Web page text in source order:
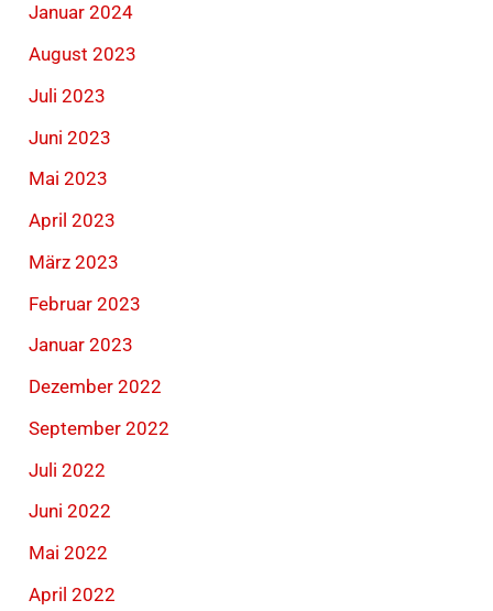
Januar 2024
August 2023
Juli 2023
Juni 2023
Mai 2023
April 2023
März 2023
Februar 2023
Januar 2023
Dezember 2022
September 2022
Juli 2022
Juni 2022
Mai 2022
April 2022